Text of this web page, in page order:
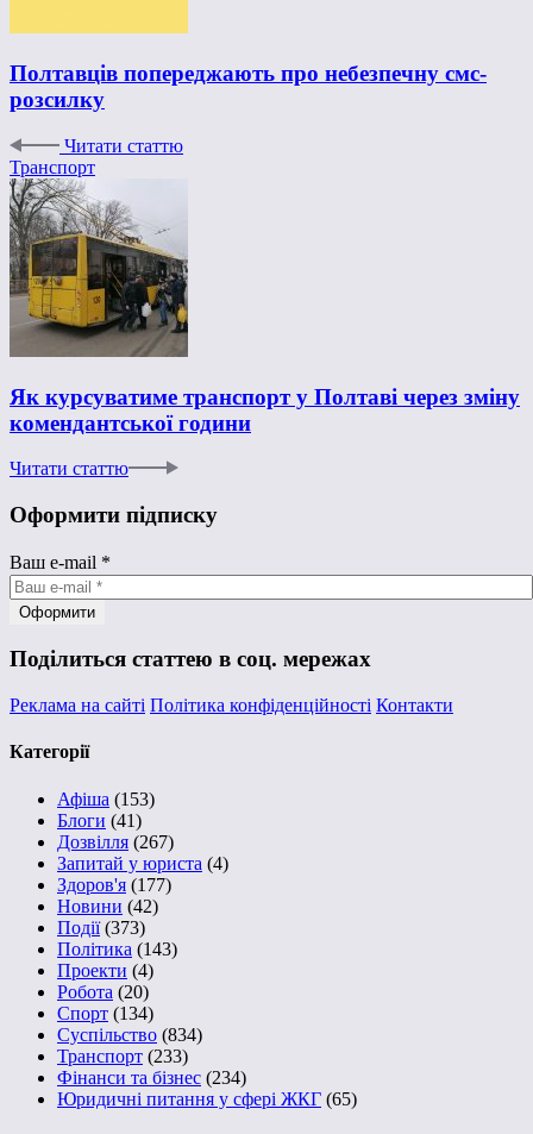
Полтавців попереджають про небезпечну смс-
розсилку
Читати статтю
Транспорт
Як курсуватиме транспорт у Полтаві через зміну
комендантської години
Читати статтю
Оформити підписку
Ваш e-mail *
Поділиться статтею в соц. мережах
Реклама на сайті Політика конфіденційності Контакти
Категорії
Афіша (153)
Блоги (41)
Дозвілля (267)
Запитай у юриста (4)
Здоров'я (177)
Новини (42)
Події(373)
Політика (143)
Проекти (4)
Робота (20)
Спорт (134)
Суспільство (834)
Транспорт (233)
Фінанси та бізнес (234)
Юридичні питання у сфері ЖКГ (65)